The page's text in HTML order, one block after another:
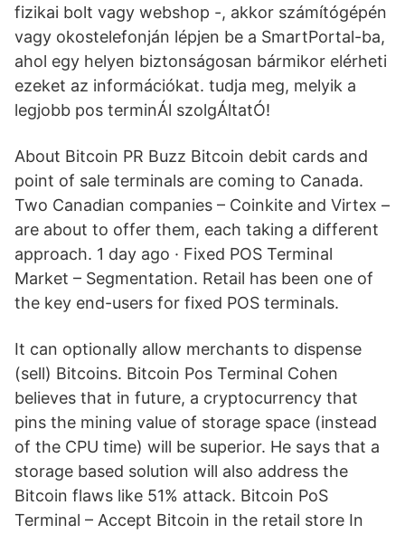
fizikai bolt vagy webshop -, akkor számítógépén
vagy okostelefonján lépjen be a SmartPortal-ba,
ahol egy helyen biztonságosan bármikor elérheti
ezeket az információkat. tudja meg, melyik a
legjobb pos terminÁl szolgÁltatÓ!
About Bitcoin PR Buzz Bitcoin debit cards and
point of sale terminals are coming to Canada.
Two Canadian companies – Coinkite and Virtex –
are about to offer them, each taking a different
approach. 1 day ago · Fixed POS Terminal
Market – Segmentation. Retail has been one of
the key end-users for fixed POS terminals.
It can optionally allow merchants to dispense
(sell) Bitcoins. Bitcoin Pos Terminal Cohen
believes that in future, a cryptocurrency that
pins the mining value of storage space (instead
of the CPU time) will be superior. He says that a
storage based solution will also address the
Bitcoin flaws like 51% attack. Bitcoin PoS
Terminal – Accept Bitcoin in the retail store In